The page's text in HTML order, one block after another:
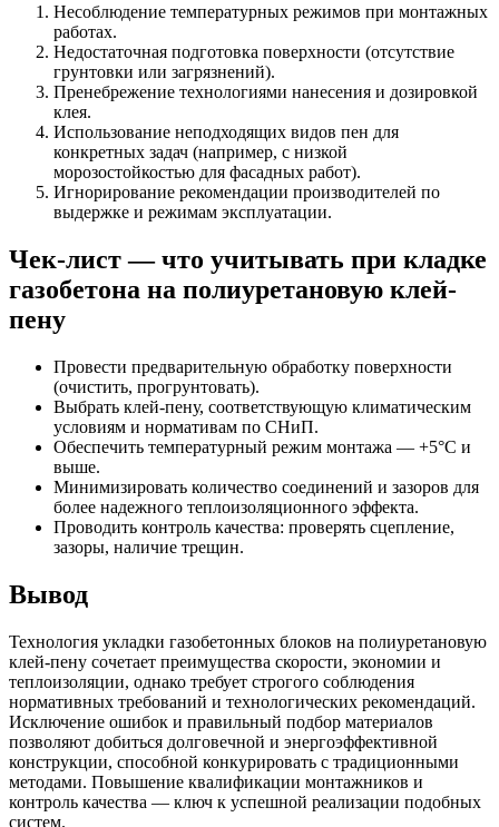
Несоблюдение температурных режимов при монтажных
работах.
Недостаточная подготовка поверхности (отсутствие
грунтовки или загрязнений).
Пренебрежение технологиями нанесения и дозировкой
клея.
Использование неподходящих видов пен для
конкретных задач (например, с низкой
морозостойкостью для фасадных работ).
Игнорирование рекомендации производителей по
выдержке и режимам эксплуатации.
Чек-лист — что учитывать при кладке
газобетона на полиуретановую клей-
пену
Провести предварительную обработку поверхности
(очистить, прогрунтовать).
Выбрать клей-пену, соответствующую климатическим
условиям и нормативам по СНиП.
Обеспечить температурный режим монтажа — +5°C и
выше.
Минимизировать количество соединений и зазоров для
более надежного теплоизоляционного эффекта.
Проводить контроль качества: проверять сцепление,
зазоры, наличие трещин.
Вывод
Технология укладки газобетонных блоков на полиуретановую
клей-пену сочетает преимущества скорости, экономии и
теплоизоляции, однако требует строгого соблюдения
нормативных требований и технологических рекомендаций.
Исключение ошибок и правильный подбор материалов
позволяют добиться долговечной и энергоэффективной
конструкции, способной конкурировать с традиционными
методами. Повышение квалификации монтажников и
контроль качества — ключ к успешной реализации подобных
систем.